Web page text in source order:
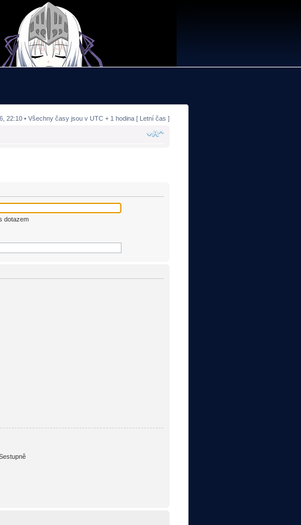
22:10 • Všechny časy jsou v UTC + 1 hodina [ Letní čas ]
dotazem